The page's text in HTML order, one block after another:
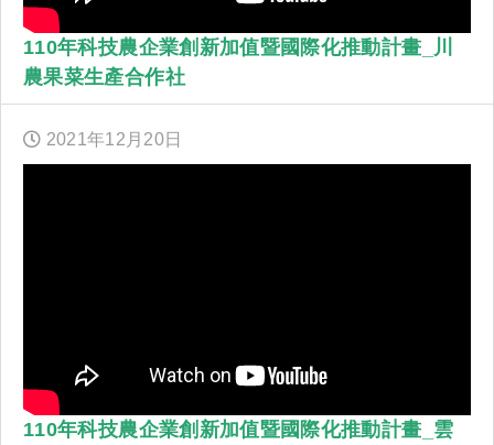
110年科技農企業創新加值暨國際化推動計畫_川
農果菜生產合作社
2021年12 月 20日
110年科技農企業創新加值暨國際化推動計畫_雲